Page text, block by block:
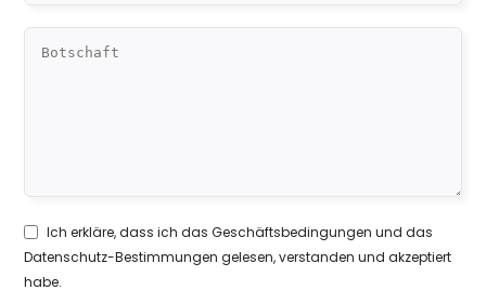
Ich erkläre, dass ich dasGeschäftsbedingungen und das
Datenschutz-Bestimmungen gelesen, verstanden und akzeptiert
habe.